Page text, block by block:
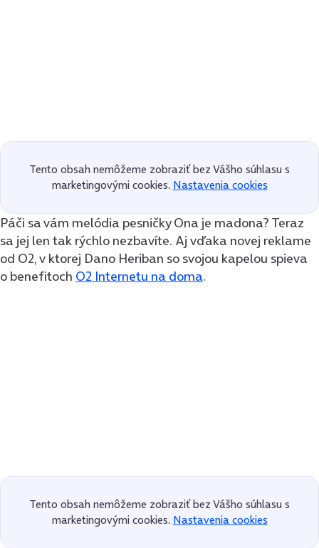
Tento obsah nemôžeme zobraziť bez Vášho súhlasu s
marketingovými cookies. Nastavenia cookies
Páči sa vám melódia pesničky Ona je madona? Teraz
sa jej len tak rýchlo nezbavíte. Aj vďaka novej reklame
od O2, v ktorej Dano Heriban so svojou kapelou spieva
o benefitoch O2 Internetu na doma.
Tento obsah nemôžeme zobraziť bez Vášho súhlasu s
marketingovými cookies. Nastavenia cookies